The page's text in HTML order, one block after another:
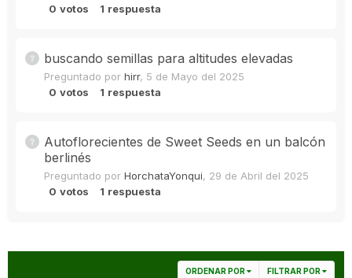
0 votos 1 respuesta
buscando semillas para altitudes elevadas
Preguntado por hirr, 5 de Mayo del 2025
0 votos 1 respuesta
Autoflorecientes de Sweet Seeds en un balcón
berlinés
Preguntado por HorchataYonqui, 29 de Abril del 2025
0 votos 1 respuesta
ORDENAR POR FILTRAR POR